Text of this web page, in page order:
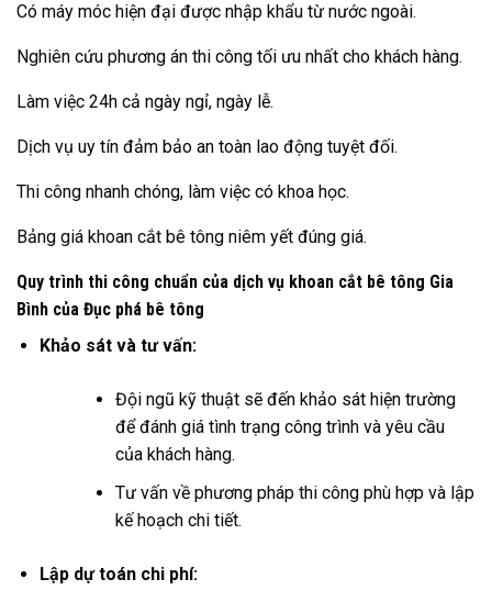
Có máy móc hiện đại được nhập khẩu từ nước ngoài.
Nghiên cứu phương án thi công tối ưu nhất cho khách hàng.
Làm việc 24h cả ngày ngỉ, ngày lễ.
Dịch vụ uy tín đảm bảo an toàn lao động tuyệt đối.
Thi công nhanh chóng, làm việc có khoa học.
Bảng giá khoan cắt bê tông niêm yết đúng giá.
Quy trình thi công chuẩn của dịch vụ khoan cắt bê tông Gia
Bình của Đục phá bê tông
Khảo sát và tư vấn:
Đội ngũ kỹ thuật sẽ đến khảo sát hiện trường
để đánh giá tình trạng công trình và yêu cầu
của khách hàng.
Tư vấn về phương pháp thi công phù hợp và lập
kế hoạch chi tiết.
Lập dự toán chi phí: